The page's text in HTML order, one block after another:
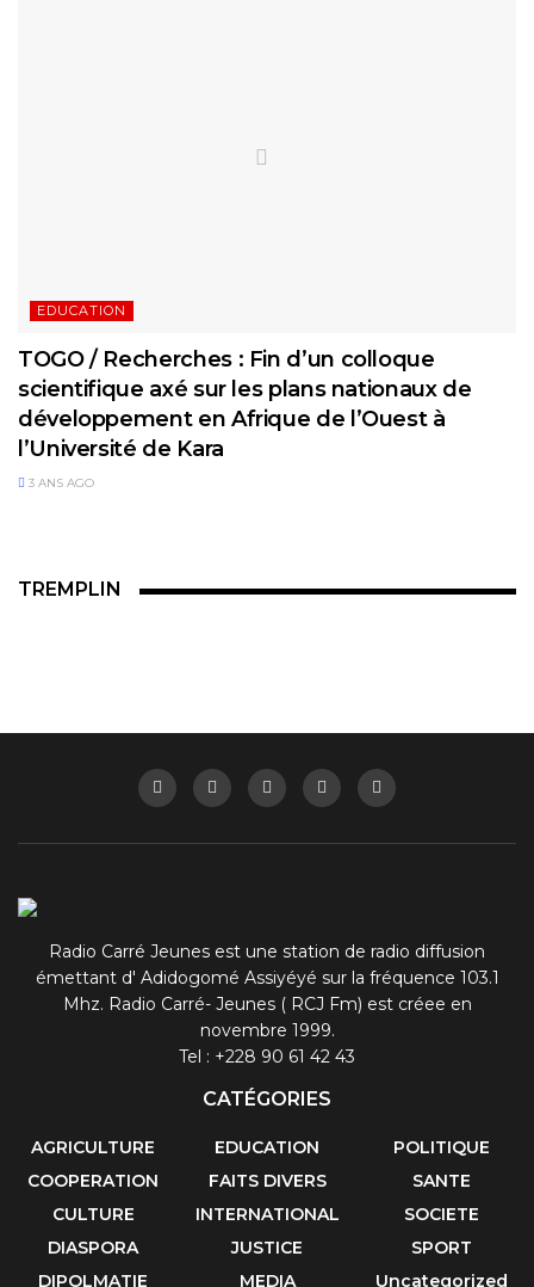
EDUCATION
TOGO / Recherches : Fin d’un colloque
scientifique axé sur les plans nationaux de
développement en Afrique de l’Ouest à
l’Université de Kara
3 ANS AGO
TREMPLIN
Radio Carré Jeunes est une station de radio diffusion
émettant d' Adidogomé Assiyéyé sur la fréquence 103.1
Mhz. Radio Carré- Jeunes ( RCJ Fm) est créee en
novembre 1999.
Tel : +228 90 61 42 43
CATÉGORIES
AGRICULTURE
COOPERATION
CULTURE
DIASPORA
DIPOLMATIE
EDUCATION
FAITS DIVERS
INTERNATIONAL
JUSTICE
MEDIA
POLITIQUE
SANTE
SOCIETE
SPORT
Uncategorized